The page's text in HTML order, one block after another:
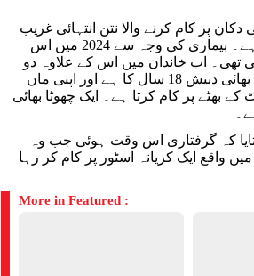
دکان پر کام کرنے والا نتن انتہائی غریب
خاندان سے تعلق رکھتا ہے۔ بیماری کی وجہ سے 2024 میں اس
تھی۔ اب خاندان میں اس کے علاوہ دو
بھائی اور ماں ہیں۔ بڑا بھائی دنیش 18 سال کا ہے اور اپنی ماں
کے بھٹے پر کام کرتا ہے۔ ایک چھوٹا بھائی
کہ گرفتاری اس وقت ہوئی جب وہ
میں واقع ایک کریانہ اسٹور پر کام کر رہا
More in Featured :